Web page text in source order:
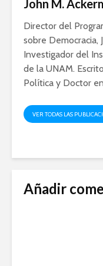
John M.
Director del
sobre Democracia,
Investigador del
de la UNAM.
Política y Doctor
VER TODAS LAS
Añadir